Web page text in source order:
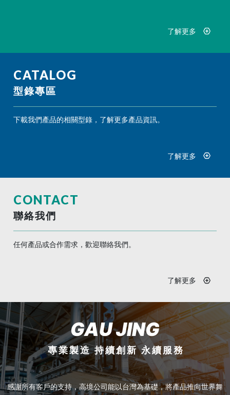
了解更多
CATALOG
型錄專區
下載我們產品的相關型錄，了解更多產品資訊。
了解更多
CONTACT
聯絡我們
任何產品或合作需求，歡迎聯絡我們。
了解更多
GAU JING
專業製造 持續創新 永續服務
感謝所有客戶的支持，高境公司能以台灣為基礎，將產品推向世界舞